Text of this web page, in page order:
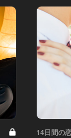
14日間の